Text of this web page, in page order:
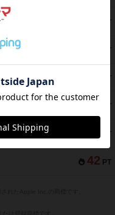
PT
PT
PT
45 PT
PT
42 PT